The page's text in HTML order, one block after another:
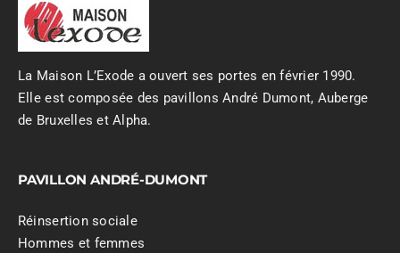
La Maison L’Exode a ouvert ses portes en février 1990.
Elle est composée des pavillons André Dumont, Auberge
de Bruxelles et Alpha.
PAVILLON ANDRÉ-DUMONT
Réinsertion sociale
Hommes et femmes